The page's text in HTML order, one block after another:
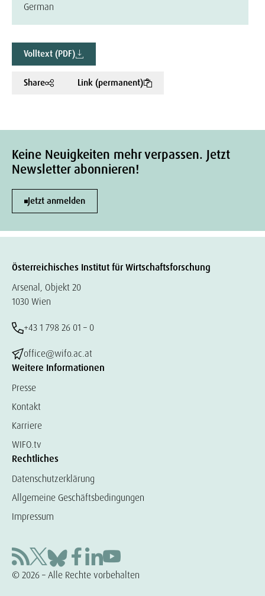
German
Volltext (PDF)
Share Link (permanent)
Keine Neuigkeiten mehr verpassen. Jetzt
Newsletter abonnieren!
Jetzt anmelden
Österreichisches Institut für Wirtschaftsforschung
Arsenal, Objekt 20
1030 Wien
+43 1 798 26 01 – 0
office@wifo.ac.at
Weitere Informationen
Presse
Kontakt
Karriere
WIFO.tv
Rechtliches
Datenschutzerklärung
Allgemeine Geschäftsbedingungen
Impressum
© 2026 – Alle Rechte vorbehalten